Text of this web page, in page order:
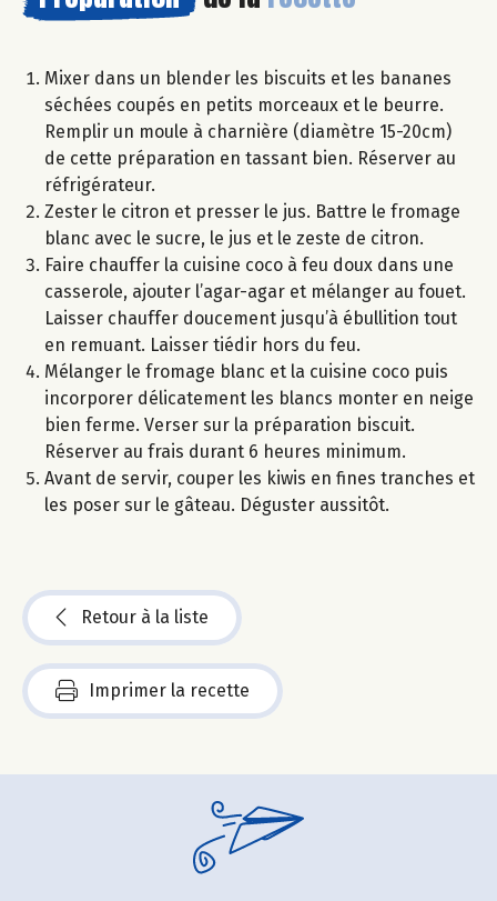
Mixer dans un blender les biscuits et les bananes
séchées coupés en petits morceaux et le beurre.
Remplir un moule à charnière (diamètre 15-20cm)
de cette préparation en tassant bien. Réserver au
réfrigérateur.
Zester le citron et presser le jus. Battre le fromage
blanc avec le sucre, le jus et le zeste de citron.
Faire chauffer la cuisine coco à feu doux dans une
casserole, ajouter l’agar-agar et mélanger au fouet.
Laisser chauffer doucement jusqu’à ébullition tout
en remuant. Laisser tiédir hors du feu.
Mélanger le fromage blanc et la cuisine coco puis
incorporer délicatement les blancs monter en neige
bien ferme. Verser sur la préparation biscuit.
Réserver au frais durant 6 heures minimum.
Avant de servir, couper les kiwis en fines tranches et
les poser sur le gâteau. Déguster aussitôt.
Retour à la liste
Imprimer la recette